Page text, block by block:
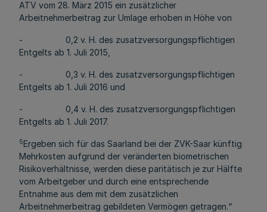
ATV vom 28. März 2015 ein zusätzlicher
Arbeitnehmerbeitrag zur Umlage erhoben in Höhe von
- 0,2 v. H. des zusatzversorgungspflichtigen
Entgelts ab 1. Juli 2015,
- 0,3 v. H. des zusatzversorgungspflichtigen
Entgelts ab 1. Juli 2016 und
- 0,4 v. H. des zusatzversorgungspflichtigen
Entgelts ab 1. Juli 2017.
5Ergeben sich für das Saarland bei der ZVK-Saar künftig
Mehrkosten aufgrund der veränderten biometrischen
Risikoverhältnisse, werden diese paritätisch je zur Hälfte
vom Arbeitgeber und durch eine entsprechende
Entnahme aus dem mit dem zusätzlichen
Arbeitnehmerbeitrag gebildeten Vermögen getragen.“